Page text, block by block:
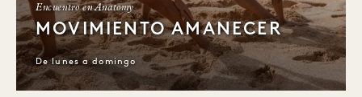
Encuentro en Anatomy
MOVIMIENTO AMANECER
De lunes a domingo